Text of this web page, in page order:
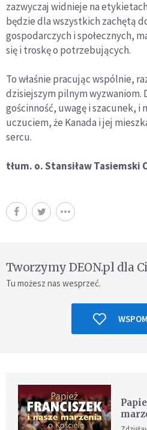
zazwyczaj widnieje na
będzie dla wszystkich zachętą
gospodarczych i społecznych,
się i troskę o potrzebujących.
To właśnie pracując wspólnie,
dzisiejszym pilnym wyzwaniom.
gościnność, uwagę i szacunek, i
uczuciem, że Kanada i jej
sercu.
tłum. o. Stansiław Tasiemski
Tworzymy DEON.pl dla
Tu możesz nas wesprzeć.